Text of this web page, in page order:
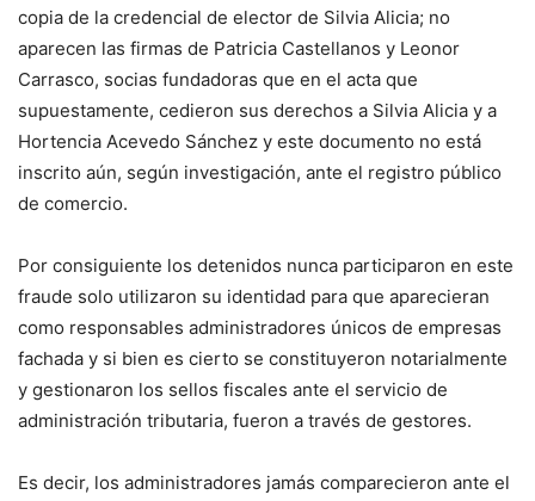
copia de la credencial de elector de Silvia Alicia; no
aparecen las firmas de Patricia Castellanos y Leonor
Carrasco, socias fundadoras que en el acta que
supuestamente, cedieron sus derechos a Silvia Alicia y a
Hortencia Acevedo Sánchez y este documento no está
inscrito aún, según investigación, ante el registro público
de comercio.
Por consiguiente los detenidos nunca participaron en este
fraude solo utilizaron su identidad para que aparecieran
como responsables administradores únicos de empresas
fachada y si bien es cierto se constituyeron notarialmente
y gestionaron los sellos fiscales ante el servicio de
administración tributaria, fueron a través de gestores.
Es decir, los administradores jamás comparecieron ante el